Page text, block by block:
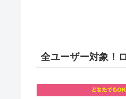
全ユーザー対象！